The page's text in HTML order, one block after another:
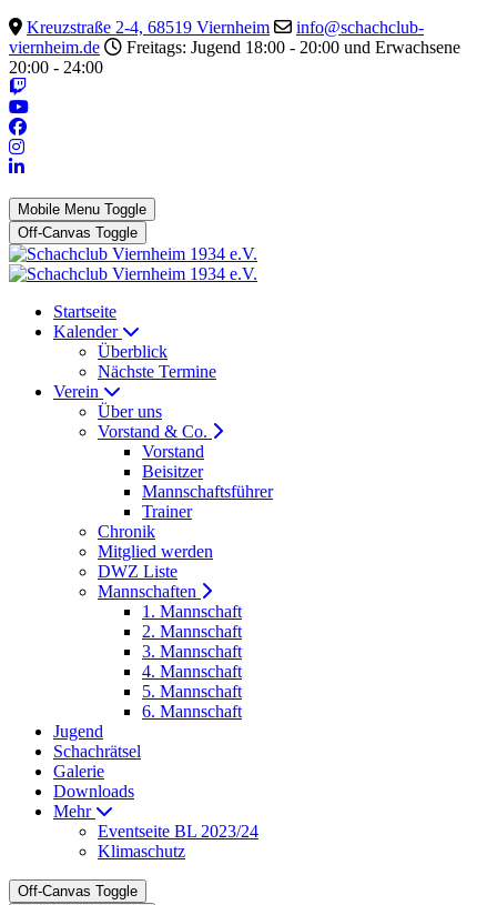
Kreuzstraße 2-4, 68519 Viernheim
info@schachclub-
viernheim.de
Freitags: Jugend 18:00 - 20:00 und Erwachsene
20:00 - 24:00
Mobile Menu Toggle
Off-Canvas Toggle
Startseite
Kalender
Überblick
Nächste Termine
Verein
Über uns
Vorstand & Co.
Vorstand
Beisitzer
Mannschaftsführer
Trainer
Chronik
Mitglied werden
DWZ Liste
Mannschaften
1. Mannschaft
2. Mannschaft
3. Mannschaft
4. Mannschaft
5. Mannschaft
6. Mannschaft
Jugend
Schachrätsel
Galerie
Downloads
Mehr
Eventseite BL 2023/24
Klimaschutz
Off-Canvas Toggle